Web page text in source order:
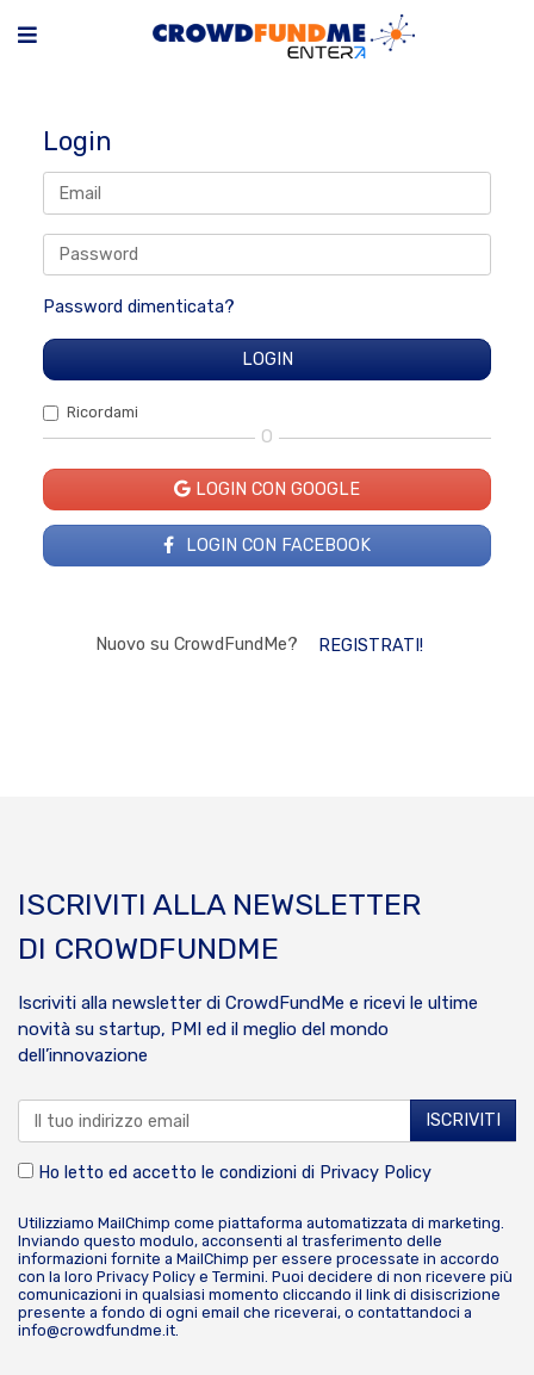
Login
Password dimenticata?
Ricordami
O
LOGIN CON GOOGLE
LOGIN CON FACEBOOK
Nuovo su CrowdFundMe? REGISTRATI!
ISCRIVITI ALLA NEWSLETTER
DI CROWDFUNDME
Iscriviti alla newsletter di CrowdFundMe e ricevi le ultime
novità su startup, PMI ed il meglio del mondo
dell’innovazione
Ho letto ed accetto le condizioni di Privacy Policy
Utilizziamo MailChimp come piattaforma automatizzata di marketing.
Inviando questo modulo, acconsenti al trasferimento delle
informazioni fornite a MailChimp per essere processate in accordo
con la loro Privacy Policy e Termini. Puoi decidere di non ricevere più
comunicazioni in qualsiasi momento cliccando il link di disiscrizione
presente a fondo di ogni email che riceverai, o contattandoci a
info@crowdfundme.it.